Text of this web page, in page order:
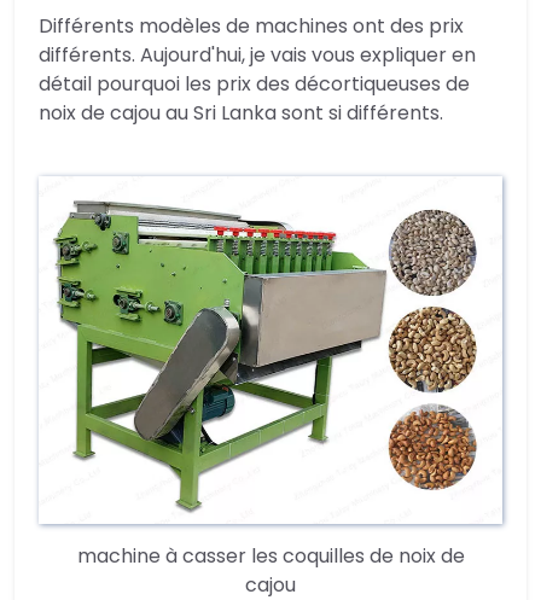
Différents modèles de machines ont des prix
différents. Aujourd'hui, je vais vous expliquer en
détail pourquoi les prix des décortiqueuses de
noix de cajou au Sri Lanka sont si différents.
machine à casser les coquilles de noix de
cajou